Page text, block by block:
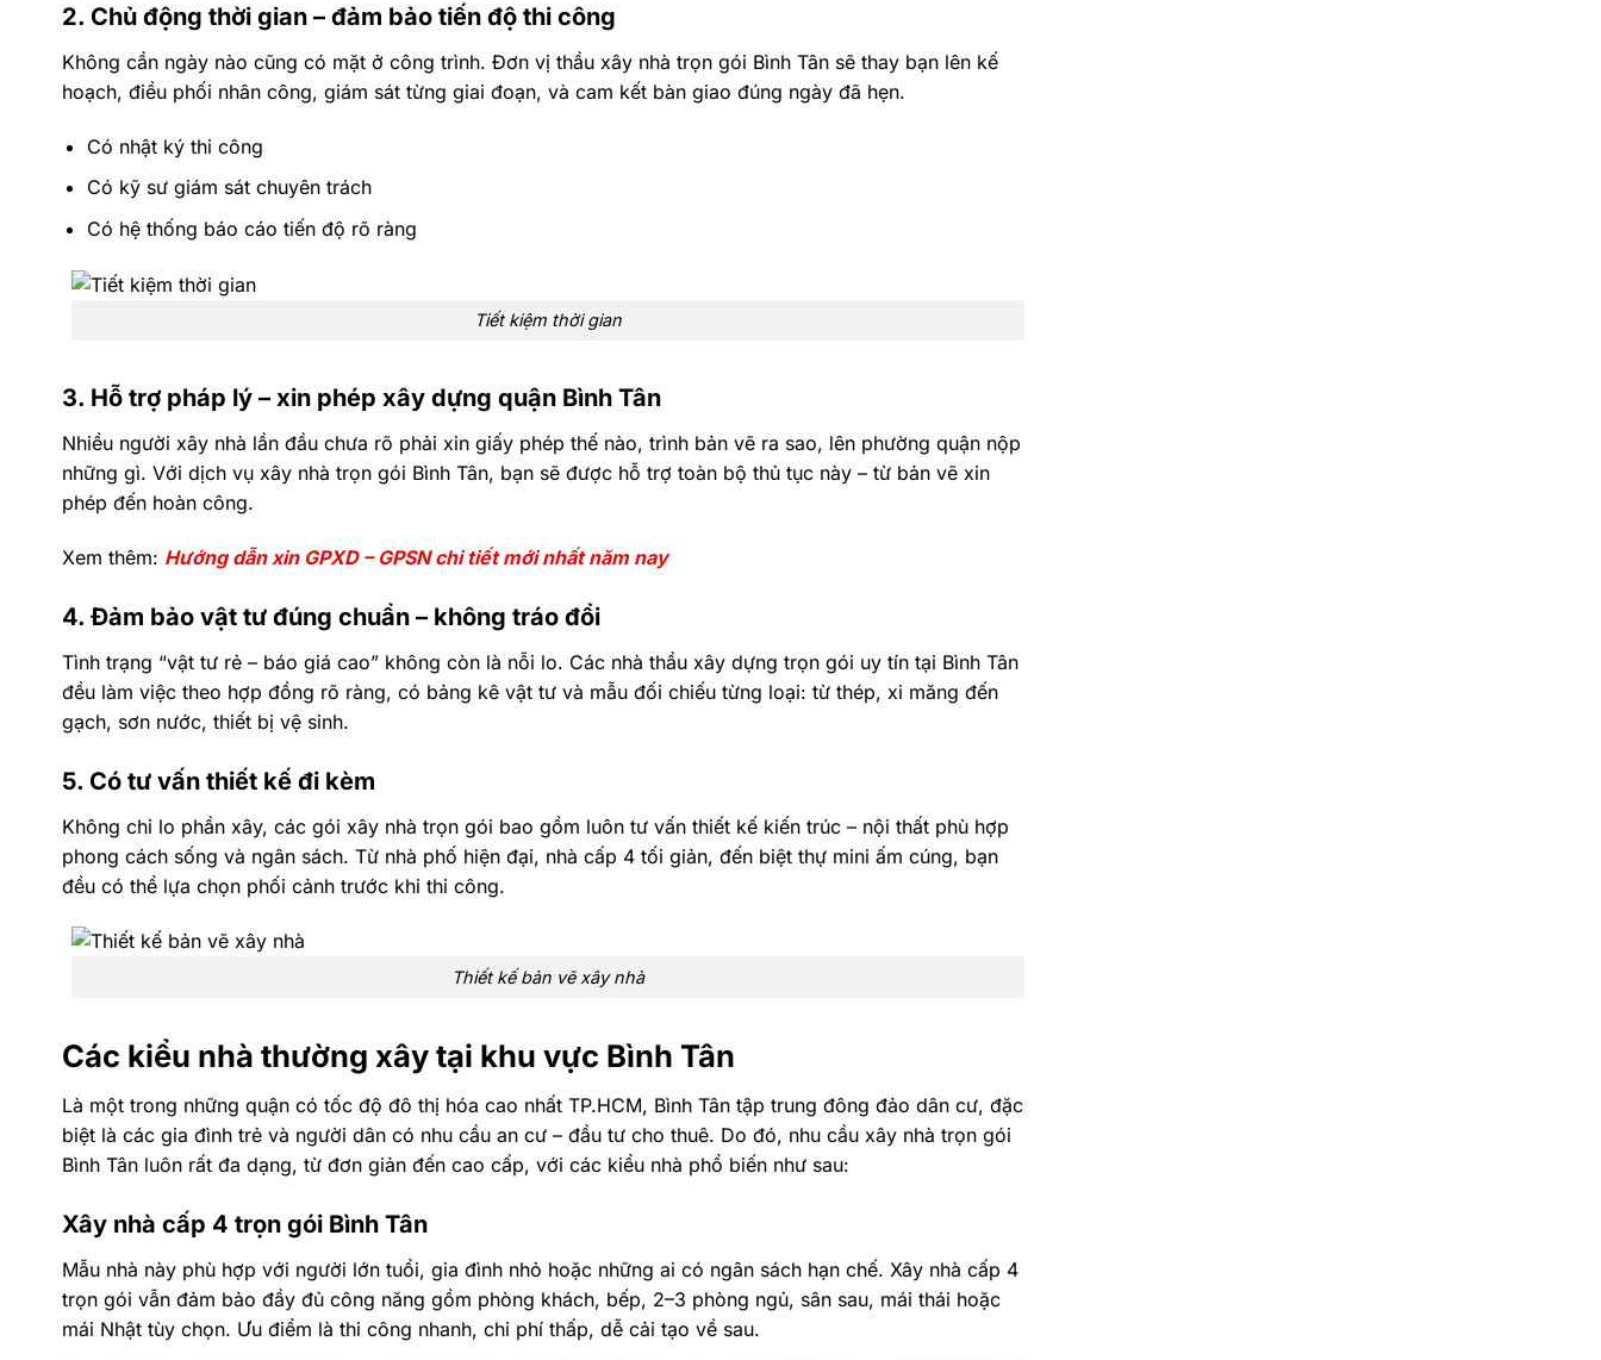
2. Chủ động thời gian – đảm bảo tiến độ thi công
Không cần ngày nào cũng có mặt ở công trình. Đơn vị thầu xây nhà trọn gói Bình Tân sẽ thay bạn lên kế
hoạch, điều phối nhân công, giám sát từng giai đoạn, và cam kết bàn giao đúng ngày đã hẹn.
Có nhật ký thi công
Có kỹ sư giám sát chuyên trách
Có hệ thống báo cáo tiến độ rõ ràng
Tiết kiệm thời gian
3. Hỗ trợ pháp lý – xin phép xây dựng quận Bình Tân
Nhiều người xây nhà lần đầu chưa rõ phải xin giấy phép thế nào, trình bản vẽ ra sao, lên phường quận nộp
những gì. Với dịch vụ xây nhà trọn gói Bình Tân, bạn sẽ được hỗ trợ toàn bộ thủ tục này – từ bản vẽ xin
phép đến hoàn công.
Xem thêm: Hướng dẫn xin GPXD – GPSN chi tiết mới nhất năm nay
4. Đảm bảo vật tư đúng chuẩn – không tráo đổi
Tình trạng “vật tư rẻ – báo giá cao” không còn là nỗi lo. Các nhà thầu xây dựng trọn gói uy tín tại Bình Tân
đều làm việc theo hợp đồng rõ ràng, có bảng kê vật tư và mẫu đối chiếu từng loại: từ thép, xi măng đến
gạch, sơn nước, thiết bị vệ sinh.
5. Có tư vấn thiết kế đi kèm
Không chỉ lo phần xây, các gói xây nhà trọn gói bao gồm luôn tư vấn thiết kế kiến trúc – nội thất phù hợp
phong cách sống và ngân sách. Từ nhà phố hiện đại, nhà cấp 4 tối giản, đến biệt thự mini ấm cúng, bạn
đều có thể lựa chọn phối cảnh trước khi thi công.
Thiết kế bản vẽ xây nhà
Các kiểu nhà thường xây tại khu vực Bình Tân
Là một trong những quận có tốc độ đô thị hóa cao nhất TP.HCM, Bình Tân tập trung đông đảo dân cư, đặc
biệt là các gia đình trẻ và người dân có nhu cầu an cư – đầu tư cho thuê. Do đó, nhu cầu xây nhà trọn gói
Bình Tân luôn rất đa dạng, từ đơn giản đến cao cấp, với các kiểu nhà phổ biến như sau:
Xây nhà cấp 4 trọn gói Bình Tân
Mẫu nhà này phù hợp với người lớn tuổi, gia đình nhỏ hoặc những ai có ngân sách hạn chế. Xây nhà cấp 4
trọn gói vẫn đảm bảo đầy đủ công năng gồm phòng khách, bếp, 2–3 phòng ngủ, sân sau, mái thái hoặc
mái Nhật tùy chọn. Ưu điểm là thi công nhanh, chi phí thấp, dễ cải tạo về sau.